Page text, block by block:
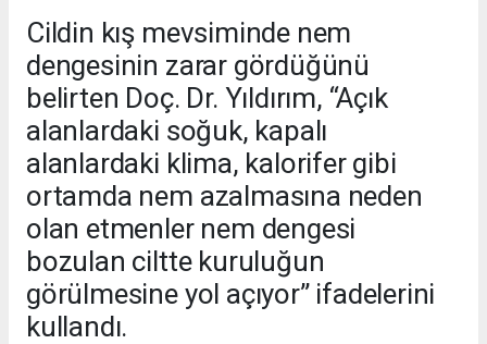
Cildin kış mevsiminde nem
dengesinin zarar gördüğünü
belirten Doç. Dr. Yıldırım, “Açık
alanlardaki soğuk, kapalı
alanlardaki klima, kalorifer gibi
ortamda nem azalmasına neden
olan etmenler nem dengesi
bozulan ciltte kuruluğun
görülmesine yol açıyor” ifadelerini
kullandı.